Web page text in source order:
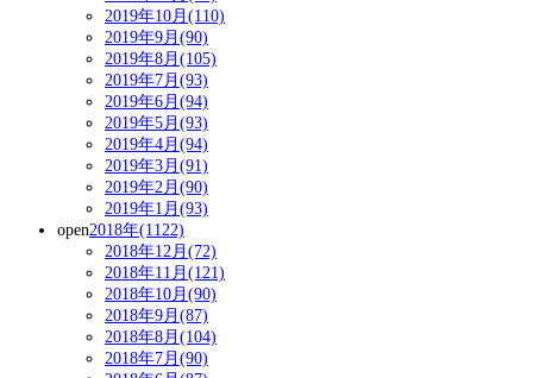
2019年10月(110)
2019年9月(90)
2019年8月(105)
2019年7月(93)
2019年6月(94)
2019年5月(93)
2019年4月(94)
2019年3月(91)
2019年2月(90)
2019年1月(93)
open2018年(1122)
2018年12月(72)
2018年11月(121)
2018年10月(90)
2018年9月(87)
2018年8月(104)
2018年7月(90)